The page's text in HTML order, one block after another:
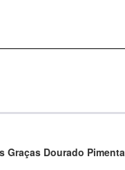
Graças Dourado Pimenta